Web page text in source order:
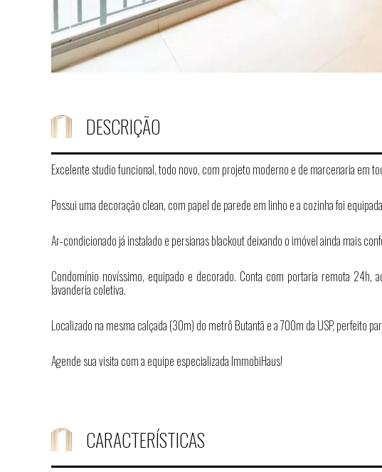
DESCRIÇÃO
Excelente studio funcional, todo novo, com projeto moderno e de marcenaria em
Possui uma decoração clean, com papel de parede em linho e a cozinha foi
Ar-condicionado já instalado e persianas blackout deixando o imóvel ainda mais
Condomínio novíssimo, equipado e decorado. Conta com portaria remota 24h,
lavanderia coletiva.
Localizado na mesma calçada (30m) do metrô Butantã e a 700m da USP, perfeito
Agende sua visita com a equipe especializada ImmobiHaus!
CARACTERÍSTICAS